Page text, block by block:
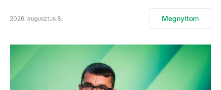
2026. augusztus 8. Megnyitom